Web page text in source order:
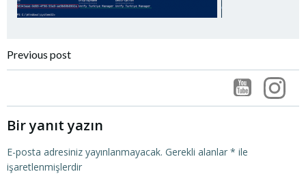
Post
Previous post
Bir yanıt yazın
E-posta adresiniz yayınlanmayacak. Gerekli alanlar * ile
işaretlenmişlerdir